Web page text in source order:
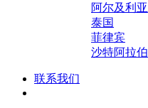
阿尔及利亚
泰国
菲律宾
沙特阿拉伯
联系我们